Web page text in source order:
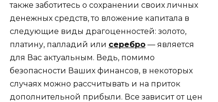
также заботитесь о сохранении своих личных
денежных средств, то вложение капитала в
следующие виды драгоценностей: золото,
платину, палладий или серебро — является
для Вас актуальным. Ведь, помимо
безопасности Ваших финансов, в некоторых
случаях можно рассчитывать и на приток
дополнительной прибыли. Все зависит от цен